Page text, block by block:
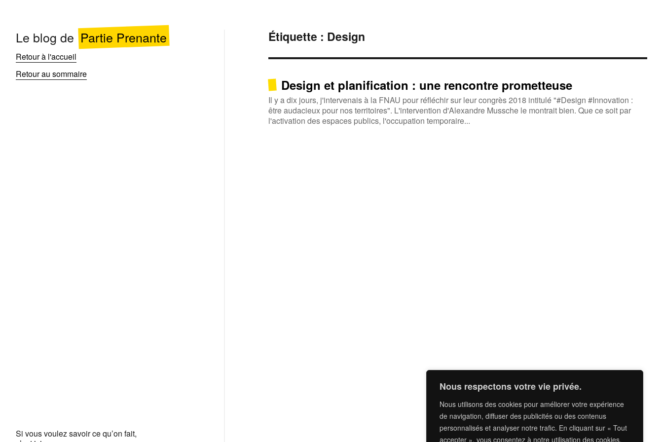
Nous respectons votre vie privée.
Nous utilisons des cookies pour améliorer votre expérience
de navigation, diffuser des publicités ou des contenus
personnalisés et analyser notre trafic. En cliquant sur « Tout
accepter », vous consentez à notre utilisation des cookies.
Le blog de Partie Prenante
Retour à l'accueil
Retour au sommaire
Si vous voulez savoir ce qu’on fait,
Étiquette : Design
Design et planification : une rencontre prometteuse
Il y a dix jours, j'intervenais à la FNAU pour réfléchir sur leur congrès 2018 intitulé "#Design #Innovation :
être audacieux pour nos territoires". L'intervention d'Alexandre Mussche le montrait bien. Que ce soit par
l'activation des espaces publics, l'occupation temporaire...